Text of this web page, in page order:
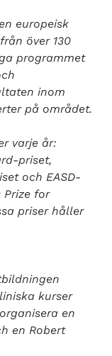
europeisk
över 130
programmet
inom
på området.
varje år:
priset,
och EASD-
Prize for
priser håller
kurser
en
en Robert